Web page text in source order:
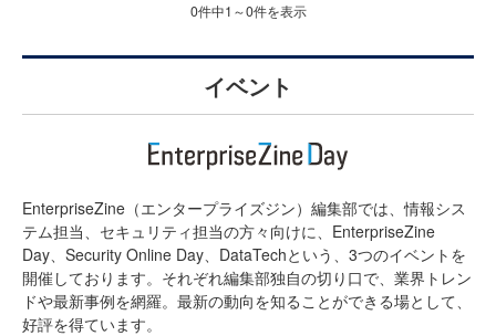
0件中1～0件を表示
イベント
EnterpriseZine（エンタープライズジン）編集部では、情報シス
テム担当、セキュリティ担当の方々向けに、EnterpriseZine
Day、Security Online Day、DataTechという、3つのイベントを
開催しております。それぞれ編集部独自の切り口で、業界トレン
ドや最新事例を網羅。最新の動向を知ることができる場として、
好評を得ています。